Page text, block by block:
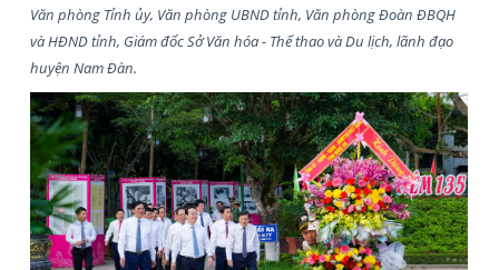
Văn phòng Tỉnh ủy, Văn phòng UBND tỉnh, Văn phòng Đoàn ĐBQH
và HĐND tỉnh, Giám đốc Sở Văn hóa - Thể thao và Du lịch, lãnh đạo
huyện Nam Đàn.